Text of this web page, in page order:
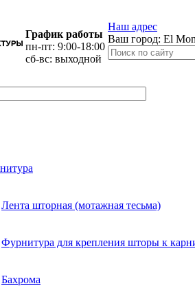
График работы
пн-пт: 9:00-18:00
сб-вс: выходной
Наш адрес
Ваш город: El
Лента шторная (мотажная тесьма)
Фурнитура для крепления шторы к
Бахрома